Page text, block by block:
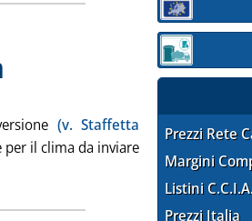
. Sottotitolo: Mase: ora la trasmissione alla
(v. Staffetta
per il clima da inviare
notizia: 'Via libera al Piano sociale
Sezione:
Sezione:
Prezzi Rete
Margini
Listini
Prezzi Italia